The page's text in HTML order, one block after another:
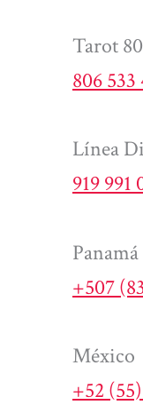
Tarot
806 533
Línea
919 991
Panamá
+507
México
+52